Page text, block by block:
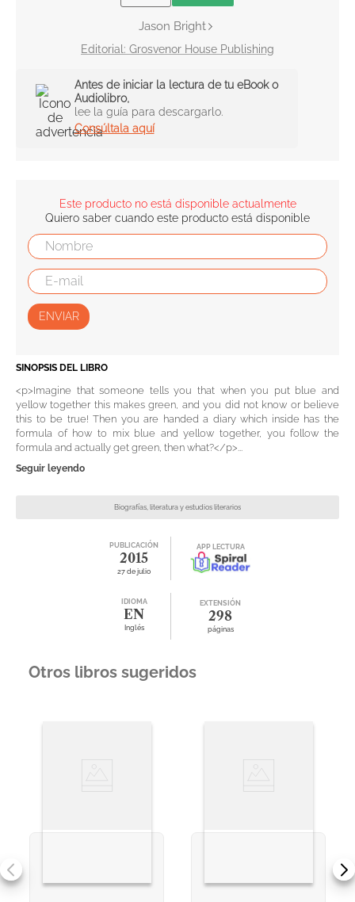
Jason Bright
Grosvenor House Publishing
Antes de iniciar la lectura de tu eBook o
Audiolibro,
lee la guía para descargarlo.
Consúltala aquí
Este producto no está disponible actualmente
Quiero saber cuando este producto está disponible
ENVIAR
SINOPSIS DEL LIBRO
<p>Imagine that someone tells you that when you put blue and
yellow together this makes green, and you did not know or believe
this to be true! Then you are handed a diary which inside has the
formula of how to mix blue and yellow together, you follow the
formula and actually get green, then what?</p>...
Seguir leyendo
Biografías, literatura y estudios literarios
PUBLICACIÓN
2015
27 de julio
APP LECTURA
IDIOMA
EN
Inglés
EXTENSIÓN
298
páginas
Otros libros sugeridos